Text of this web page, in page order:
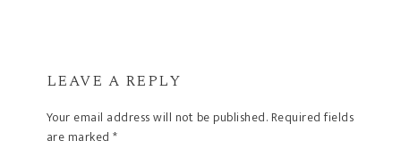
LEAVE A REPLY
Your email address will not be published. Required fields
are marked*